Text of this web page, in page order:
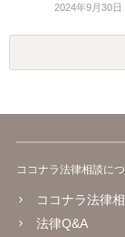
2024年9月30日
ココナラ法律相談に
ココナラ法律
法律Q&A